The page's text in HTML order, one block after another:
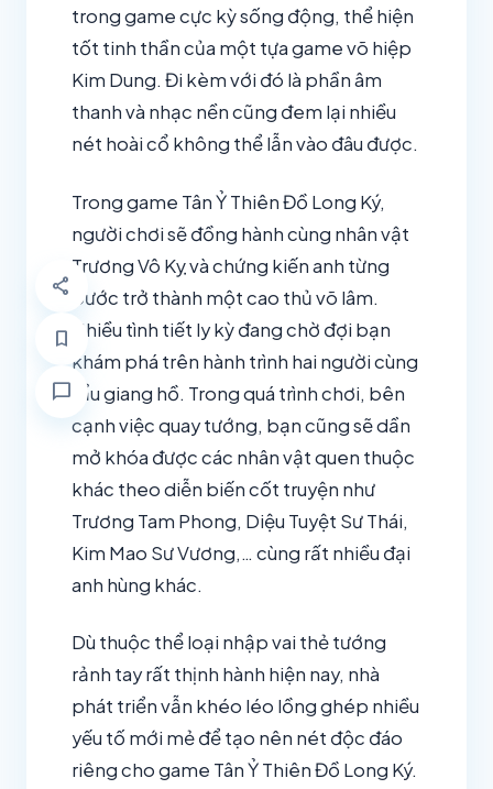
share
bookmark
chat_bubble
trong game cực kỳ sống động, thể hiện
tốt tinh thần của một tựa game võ hiệp
Kim Dung. Đi kèm với đó là phần âm
thanh và nhạc nền cũng đem lại nhiều
nét hoài cổ không thể lẫn vào đâu được.
Trong game Tân Ỷ Thiên Đồ Long Ký,
người chơi sẽ đồng hành cùng nhân vật
Trương Vô Kỵ và chứng kiến anh từng
bước trở thành một cao thủ võ lâm.
Nhiều tình tiết ly kỳ đang chờ đợi bạn
khám phá trên hành trình hai người cùng
tẩu giang hồ. Trong quá trình chơi, bên
cạnh việc quay tướng, bạn cũng sẽ dần
mở khóa được các nhân vật quen thuộc
khác theo diễn biến cốt truyện như
Trương Tam Phong, Diệu Tuyệt Sư Thái,
Kim Mao Sư Vương,… cùng rất nhiều đại
anh hùng khác.
Dù thuộc thể loại nhập vai thẻ tướng
rảnh tay rất thịnh hành hiện nay, nhà
phát triển vẫn khéo léo lồng ghép nhiều
yếu tố mới mẻ để tạo nên nét độc đáo
riêng cho game Tân Ỷ Thiên Đồ Long Ký.